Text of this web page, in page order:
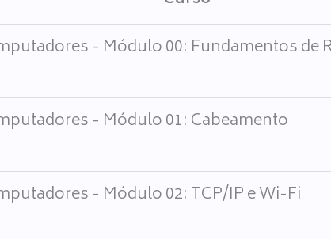
- Módulo 00: Fundamentos de
- Módulo 01: Cabeamento
- Módulo 02: TCP/IP e Wi-Fi